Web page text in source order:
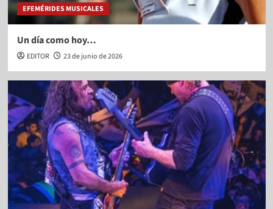
EFEMÉRIDES MUSICALES
Un día como hoy…
EDITOR 23 de junio de 2026